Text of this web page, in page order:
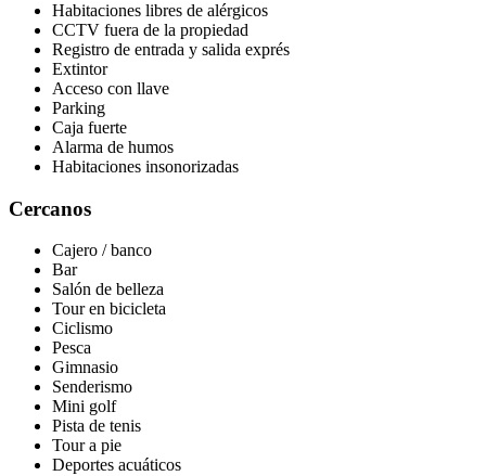
Habitaciones libres de alérgicos
CCTV fuera de la propiedad
Registro de entrada y salida exprés
Extintor
Acceso con llave
Parking
Caja fuerte
Alarma de humos
Habitaciones insonorizadas
Cercanos
Cajero / banco
Bar
Salón de belleza
Tour en bicicleta
Ciclismo
Pesca
Gimnasio
Senderismo
Mini golf
Pista de tenis
Tour a pie
Deportes acuáticos